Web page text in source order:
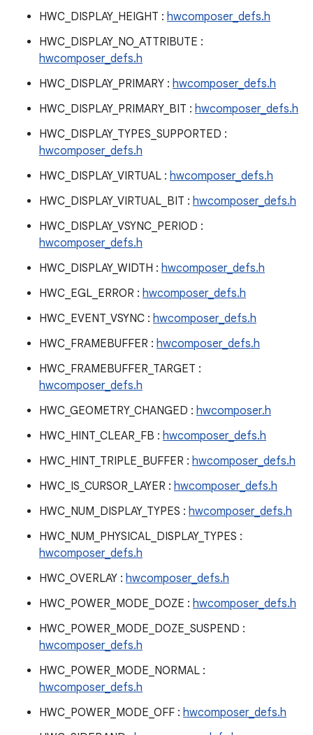
HWC_DISPLAY_HEIGHT : hwcomposer_defs.h
HWC_DISPLAY_NO_ATTRIBUTE :
hwcomposer_defs.h
HWC_DISPLAY_PRIMARY : hwcomposer_defs.h
HWC_DISPLAY_PRIMARY_BIT : hwcomposer_defs.h
HWC_DISPLAY_TYPES_SUPPORTED :
hwcomposer_defs.h
HWC_DISPLAY_VIRTUAL : hwcomposer_defs.h
HWC_DISPLAY_VIRTUAL_BIT : hwcomposer_defs.h
HWC_DISPLAY_VSYNC_PERIOD :
hwcomposer_defs.h
HWC_DISPLAY_WIDTH : hwcomposer_defs.h
HWC_EGL_ERROR : hwcomposer_defs.h
HWC_EVENT_VSYNC : hwcomposer_defs.h
HWC_FRAMEBUFFER : hwcomposer_defs.h
HWC_FRAMEBUFFER_TARGET :
hwcomposer_defs.h
HWC_GEOMETRY_CHANGED : hwcomposer.h
HWC_HINT_CLEAR_FB : hwcomposer_defs.h
HWC_HINT_TRIPLE_BUFFER : hwcomposer_defs.h
HWC_IS_CURSOR_LAYER : hwcomposer_defs.h
HWC_NUM_DISPLAY_TYPES : hwcomposer_defs.h
HWC_NUM_PHYSICAL_DISPLAY_TYPES :
hwcomposer_defs.h
HWC_OVERLAY : hwcomposer_defs.h
HWC_POWER_MODE_DOZE : hwcomposer_defs.h
HWC_POWER_MODE_DOZE_SUSPEND :
hwcomposer_defs.h
HWC_POWER_MODE_NORMAL :
hwcomposer_defs.h
HWC_POWER_MODE_OFF : hwcomposer_defs.h